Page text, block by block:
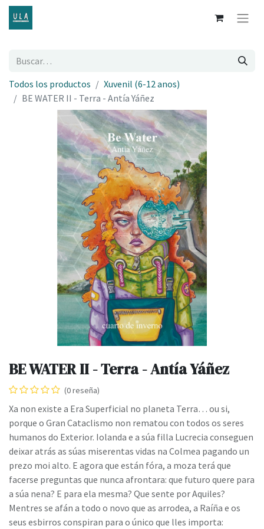
Todos los productos
Xuvenil (6-12 anos)
BE WATER II - Terra - Antía Yáñez
BE WATER II - Terra - Antía Yáñez
(0 reseña)
Xa non existe a Era Superficial no planeta Terra… ou si,
porque o Gran Cataclismo non rematou con todos os seres
humanos do Exterior. Iolanda e a súa filla Lucrecia conseguen
deixar atrás as súas miserentas vidas na Colmea pagando un
prezo moi alto. E agora que están fóra, a moza terá que
facerse preguntas que nunca afrontara: que futuro quere para
a súa nena? E para ela mesma? Que sente por Aquiles?
Mentres se afán a todo o novo que as arrodea, a Raíña e os
seus esbirros conspiran para o único que lles importa: